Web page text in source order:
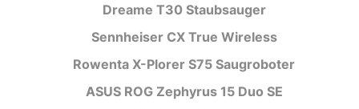
Dreame T30 Staubsauger
Sennheiser CX True Wireless
Rowenta X-Plorer S75 Saugroboter
ASUS ROG Zephyrus 15 Duo SE